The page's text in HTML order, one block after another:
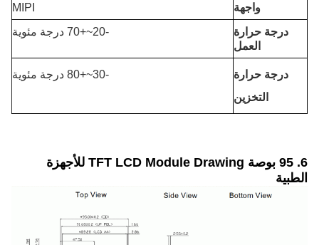
واجهة
MIPI
درجة حرارة
العمل
-20~+70 درجة مئوية
درجة حرارة
التخزين
-30~+80 درجة مئوية
6. 95 بوصة TFT LCD Module Drawing للأجهزة
الطبية